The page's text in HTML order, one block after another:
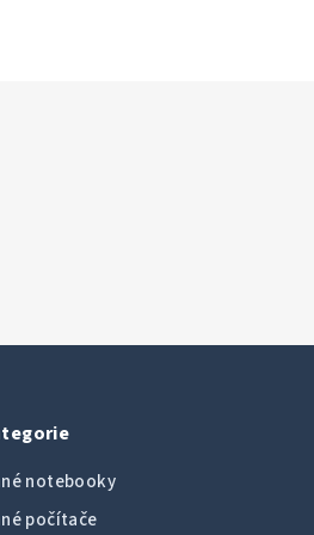
notebooky
počítače